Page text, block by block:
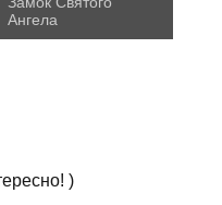
Ангела
)